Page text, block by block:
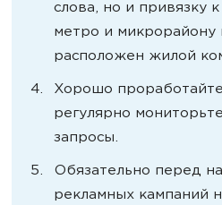
слова, но и привязку
метро и микрорайону
расположен жилой
Хорошо
регулярно
запросы.
Обязательно перед
рекламных кампаний